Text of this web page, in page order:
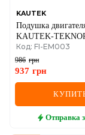
KAUTEK
Подушка
KAUTEK-
Albea,Palio 96-
Код: FI-EM003
986 грн
937 грн
Отправка